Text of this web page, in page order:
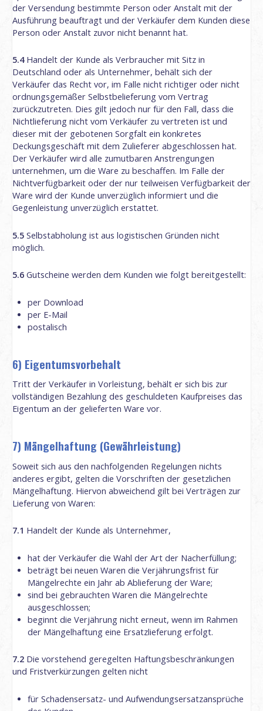
der Versendung bestimmte Person oder Anstalt mit der
Ausführung beauftragt und der Verkäufer dem Kunden diese
Person oder Anstalt zuvor nicht benannt hat.
5.4Handelt der Kunde als Verbraucher mit Sitz in
Deutschland oder als Unternehmer, behält sich der
Verkäufer das Recht vor, im Falle nicht richtiger oder nicht
ordnungsgemäßer Selbstbelieferung vom Vertrag
zurückzutreten. Dies gilt jedoch nur für den Fall, dass die
Nichtlieferung nicht vom Verkäufer zu vertreten ist und
dieser mit der gebotenen Sorgfalt ein konkretes
Deckungsgeschäft mit dem Zulieferer abgeschlossen hat.
Der Verkäufer wird alle zumutbaren Anstrengungen
unternehmen, um die Ware zu beschaffen. Im Falle der
Nichtverfügbarkeit oder der nur teilweisen Verfügbarkeit der
Ware wird der Kunde unverzüglich informiert und die
Gegenleistung unverzüglich erstattet.
5.5 Selbstabholung ist aus logistischen Gründen nicht
möglich.
5.6 Gutscheine werden dem Kunden wie folgt bereitgestellt:
per Download
per E-Mail
postalisch
6) Eigentumsvorbehalt
Tritt der Verkäufer in Vorleistung, behält er sich bis zur
vollständigen Bezahlung des geschuldeten Kaufpreises das
Eigentum an der gelieferten Ware vor.
7) Mängelhaftung (Gewährleistung)
Soweit sich aus den nachfolgenden Regelungen nichts
anderes ergibt, gelten die Vorschriften der gesetzlichen
Mängelhaftung. Hiervon abweichend gilt bei Verträgen zur
Lieferung von Waren:
7.1 Handelt der Kunde als Unternehmer,
hat der Verkäufer die Wahl der Art der Nacherfüllung;
beträgt bei neuen Waren die Verjährungsfrist für
Mängelrechte ein Jahr ab Ablieferung der Ware;
sind bei gebrauchten Waren die Mängelrechte
ausgeschlossen;
beginnt die Verjährung nicht erneut, wenn im Rahmen
der Mängelhaftung eine Ersatzlieferung erfolgt.
7.2 Die vorstehend geregelten Haftungsbeschränkungen
und Fristverkürzungen gelten nicht
für Schadensersatz- und Aufwendungsersatzansprüche